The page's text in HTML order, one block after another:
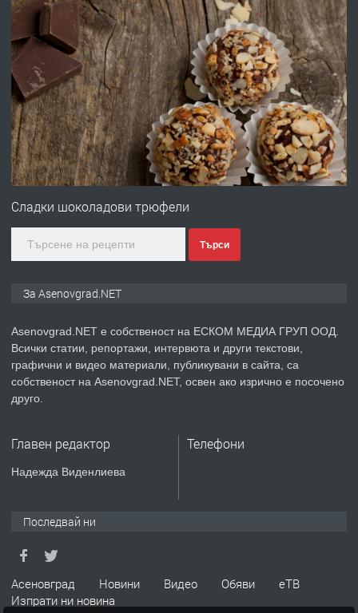
преди 10 месеца
ПРЕДЛАГА
Професионална броячна машина -
със сертификат от ЕЦБ
преди 1 година
ПРЕДЛАГА
Професионална зеленчукорезачка
преди 2 години
ПРЕДЛАГА
Давам индивидуалани уроци по
ремонт на покриви
ПРЕДЛАГА Висококачествени Целофанови
Сладки шоколадови трюфели
Търси
За Asenovgrad.NET
Asenovgrad.NET е собственост на ЕСКОМ МЕДИА ГРУП ООД.
Всички статии, репортажи, интервюта и други текстови,
графични и видео материали, публикувани в сайта, са
собственост на Asenovgrad.NET, освен ако изрично е посочено
друго.
Главен редактор
Надежда Виденлиева
Телефони
Последвай ни
Асеновград Новини Видео Обяви
еТВ
Изпрати ни новина